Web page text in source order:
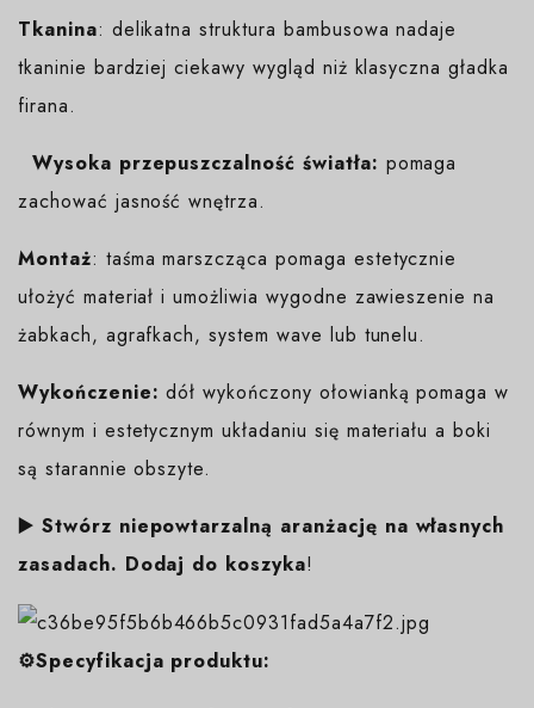
Tkanina: delikatna struktura bambusowa nadaje
tkaninie bardziej ciekawy wygląd niż klasyczna gładka
firana.
Wysoka przepuszczalność światła: pomaga
zachować jasność wnętrza.
Montaż: taśma marszcząca pomaga estetycznie
ułożyć materiał i umożliwia wygodne zawieszenie na
żabkach, agrafkach, system wave lub tunelu.
Wykończenie: dół wykończony ołowianką pomaga w
równym i estetycznym układaniu się materiału a boki
są starannie obszyte.
▶️ Stwórz niepowtarzalną aranżację na własnych
zasadach. Dodaj do koszyka!
⚙️Specyfikacja produktu: